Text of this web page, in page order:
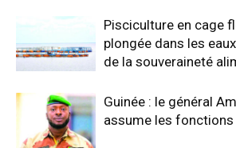
Pisciculture en cage
plongée dans les
de la souveraineté
Guinée : le général
assume les